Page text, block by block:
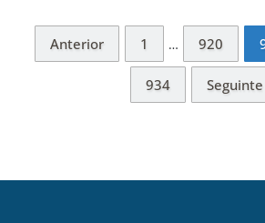
Anterior 1 … 920
934 Seguinte